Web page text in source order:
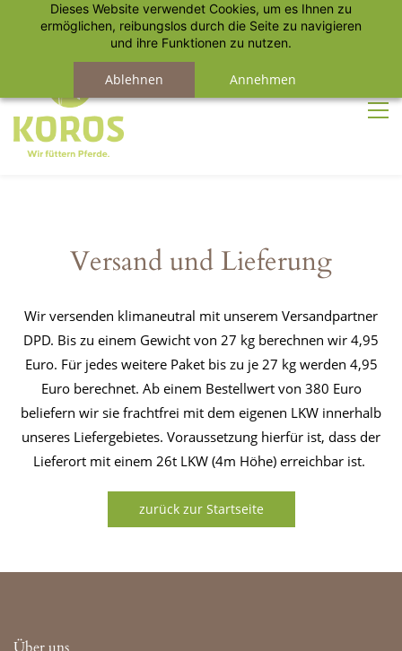
Dieses Website verwendet Cookies, um es Ihnen zu
ermöglichen, reibungslos durch die Seite zu navigieren
und ihre Funktionen zu nutzen.
Ablehnen Annehmen
Anmelden Registrieren
Versand und Lieferung
Wir versenden klimaneutral mit unserem Versandpartner
DPD. Bis zu einem Gewicht von 27 kg berechnen wir 4,95
Euro. Für jedes weitere Paket bis zu je 27 kg werden 4,95
Euro berechnet. Ab einem Bestellwert von 380 Euro
beliefern wir sie frachtfrei mit dem eigenen LKW innerhalb
unseres Liefergebietes. Voraussetzung hierfür ist, dass der
Lieferort mit einem 26t LKW (4m Höhe) erreichbar ist.
zurück zur Startseite